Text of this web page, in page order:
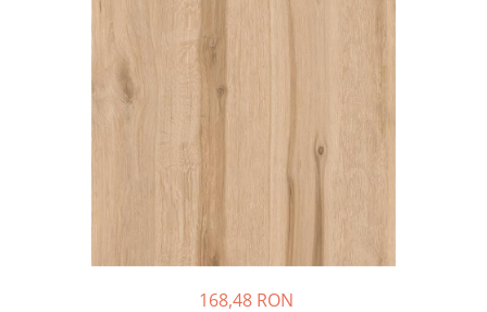
168,48 RON